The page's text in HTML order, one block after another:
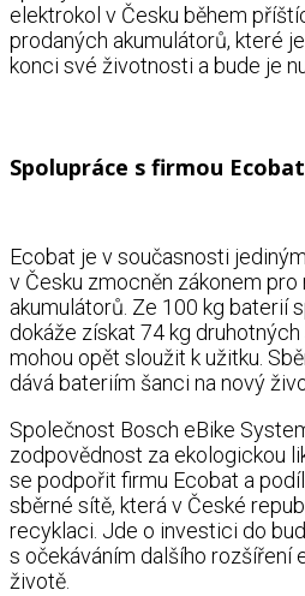
elektrokol v Česku během
prodaných akumulátorů, které
konci své životnosti a bude je
Spolupráce s firmou Ecobat
Ecobat je v současnosti
v Česku zmocněn zákonem
akumulátorů. Ze 100 kg baterií
dokáže získat 74 kg
mohou opět sloužit k užitku.
dává bateriím šanci na nový
Společnost Bosch eBike
zodpovědnost za ekologickou
se podpořit firmu Ecobat a
sběrné sítě, která v České
recyklaci. Jde o investici do
s očekáváním dalšího rozšíření
životě.